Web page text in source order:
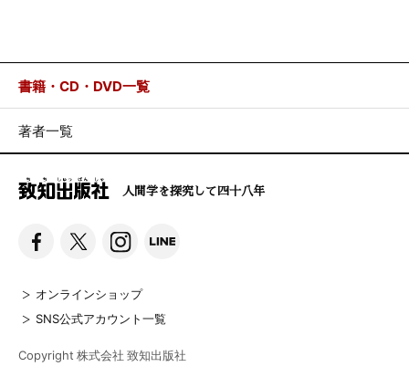
書籍・CD・DVD一覧
著者一覧
人間学を探究して四十八年
オンラインショップ
SNS公式アカウント一覧
Copyright 株式会社 致知出版社